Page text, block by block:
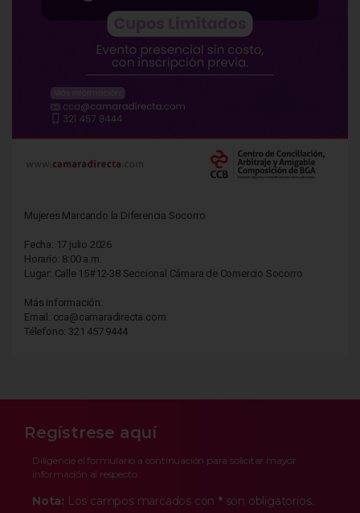
Mujeres Marcando la Diferencia Socorro
Fecha: 17 julio 2026
Horario: 8:00 a.m.
Lugar: Calle 15#12-38 Seccional Cámara de Comercio Socorro
Más información:
Email: cca@camaradirecta.com
Télefono: 321 457 9444
Regístrese aquí
Diligencie el formulario a continuación para solicitar mayor
información al respecto
Nota: Los campos marcados con *son obligatorios.